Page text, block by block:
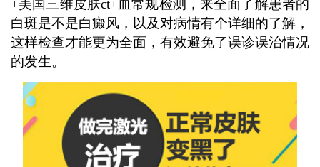
+美国三维皮肤ct+血常规检测，来全面了解患者的
白斑是不是白癜风，以及对病情有个详细的了解，
这样检查才能更为全面，有效避免了误诊误治情况
的发生。